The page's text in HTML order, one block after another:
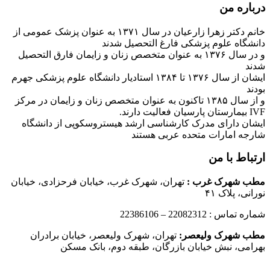
درباره من
خانم دکتر زهرا زارعیان در سال ۱۳۷۱ به عنوان پزشک عمومی از
دانشگاه علوم پزشکی فارغ التحصیل شدند
و در سال ۱۳۷۶ به عنوان متخصص زنان و زایمان فارق التحصیل
شدند
ایشان از سال ۱۳۷۶ تا ۱۳۸۴ استادیار دانشگاه علوم پزشکی جهرم
بودند
و از سال ۱۳۸۵ تاکنون به عنوان متخصص زنان و زایمان در مرکز
IVF بیمارستان پارسیان فعالیت دارند.
ایشان دارای مدرک کارشناسی ارشد هیستروسکوپی از دانشگاه
شارجه امارات متحده عربی هستند
ارتباط با من
مطب شهرک غرب : تهران، شهرک غرب، خیابان فرحزادی، خیابان
نورانی، پلاک ۴۱
شماره تماس : 22082312 – 22386106
مطب شهرک ولیعصر: تهران، شهرک ولیعصر، خیابان برادران
بهرامی، نبش خیابان بازرگان، طبقه دوم، بانک مسکن